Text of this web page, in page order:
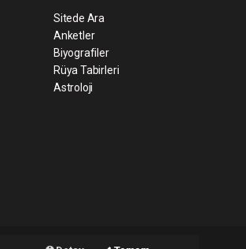
Sitede Ara
Anketler
Biyografiler
Rüya Tabirleri
Astroloji